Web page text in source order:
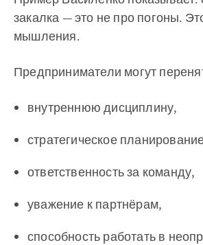
закалка — это не про погоны.
мышления.
Предприниматели могут
внутреннюю дисциплину,
стратегическое
ответственность за команду,
уважение к партнёрам,
способность работать в